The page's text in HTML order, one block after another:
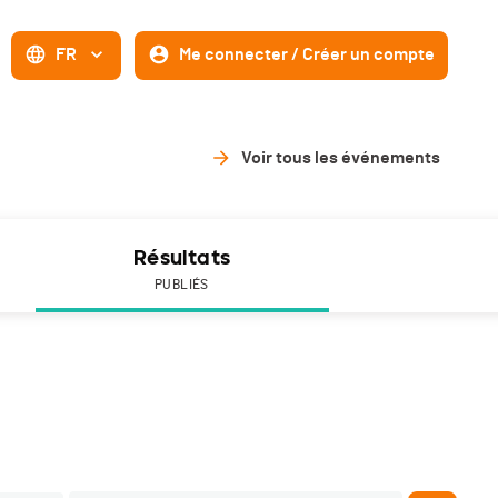
FR Me connecter / Créer un compte
Voir tous les événements
Résultats
PUBLIÉS